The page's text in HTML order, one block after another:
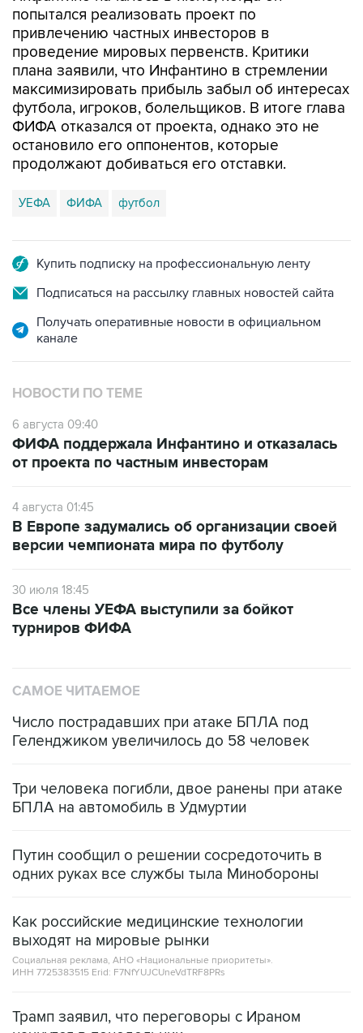
попытался реализовать проект по
привлечению частных инвесторов в
проведение мировых первенств. Критики
плана заявили, что Инфантино в стремлении
максимизировать прибыль забыл об интересах
футбола, игроков, болельщиков. В итоге глава
ФИФА отказался от проекта, однако это не
остановило его оппонентов, которые
продолжают добиваться его отставки.
УЕФА ФИФА футбол
Купить подписку на профессиональную ленту
Подписаться на рассылку главных новостей сайта
Получать оперативные новости в официальном
канале
НОВОСТИ ПО ТЕМЕ
6 августа 09:40
ФИФА поддержала Инфантино и отказалась
от проекта по частным инвесторам
4 августа 01:45
В Европе задумались об организации своей
версии чемпионата мира по футболу
30 июля 18:45
Все члены УЕФА выступили за бойкот
турниров ФИФА
САМОЕ ЧИТАЕМОЕ
Число пострадавших при атаке БПЛА под
Геленджиком увеличилось до 58 человек
Три человека погибли, двое ранены при атаке
БПЛА на автомобиль в Удмуртии
Путин сообщил о решении сосредоточить в
одних руках все службы тыла Минобороны
Как российские медицинские технологии
выходят на мировые рынки
Социальная реклама, АНО «Национальные приоритеты».
ИНН 7725383515 Erid: F7NfYUJCUneVdTRF8PRs
Трамп заявил, что переговоры с Ираном